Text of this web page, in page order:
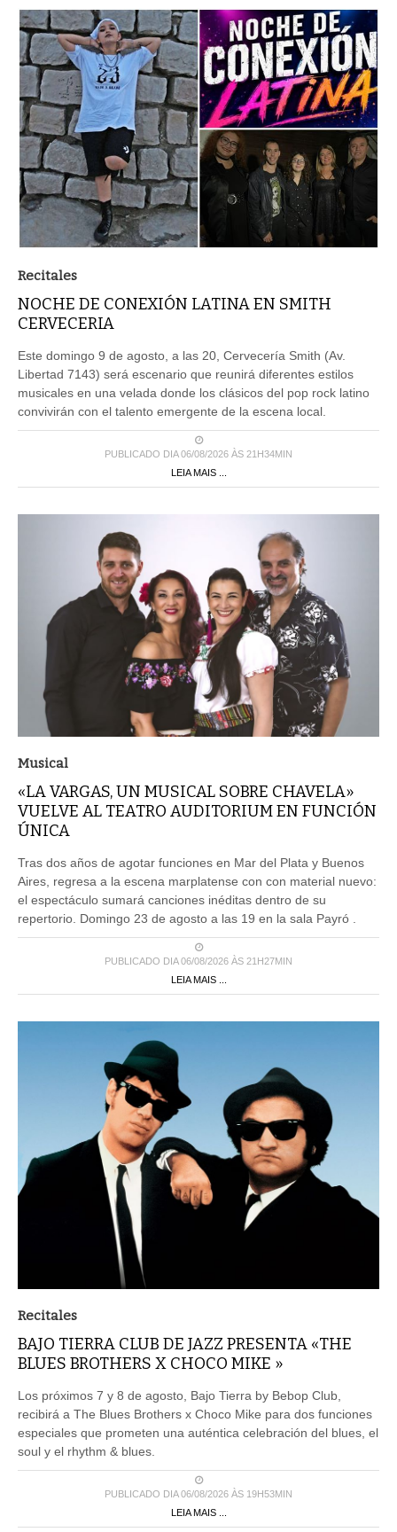
Recitales
NOCHE DE CONEXIÓN LATINA EN SMITH
CERVECERIA
Este domingo 9 de agosto, a las 20, Cervecería Smith (Av.
Libertad 7143) será escenario que reunirá diferentes estilos
musicales en una velada donde los clásicos del pop rock latino
convivirán con el talento emergente de la escena local.
PUBLICADO DIA 06/08/2026 ÀS 21H34MIN
LEIA MAIS ...
Musical
«LA VARGAS, UN MUSICAL SOBRE CHAVELA»
VUELVE AL TEATRO AUDITORIUM EN FUNCIÓN
ÚNICA
Tras dos años de agotar funciones en Mar del Plata y Buenos
Aires, regresa a la escena marplatense con con material nuevo:
el espectáculo sumará canciones inéditas dentro de su
repertorio. Domingo 23 de agosto a las 19 en la sala Payró .
PUBLICADO DIA 06/08/2026 ÀS 21H27MIN
LEIA MAIS ...
Recitales
BAJO TIERRA CLUB DE JAZZ PRESENTA «THE
BLUES BROTHERS X CHOCO MIKE »
Los próximos 7 y 8 de agosto, Bajo Tierra by Bebop Club,
recibirá a The Blues Brothers x Choco Mike para dos funciones
especiales que prometen una auténtica celebración del blues, el
soul y el rhythm & blues.
PUBLICADO DIA 06/08/2026 ÀS 19H53MIN
LEIA MAIS ...